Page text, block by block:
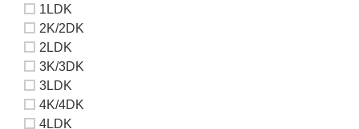
1LDK
2K/2DK
2LDK
3K/3DK
3LDK
4K/4DK
4LDK